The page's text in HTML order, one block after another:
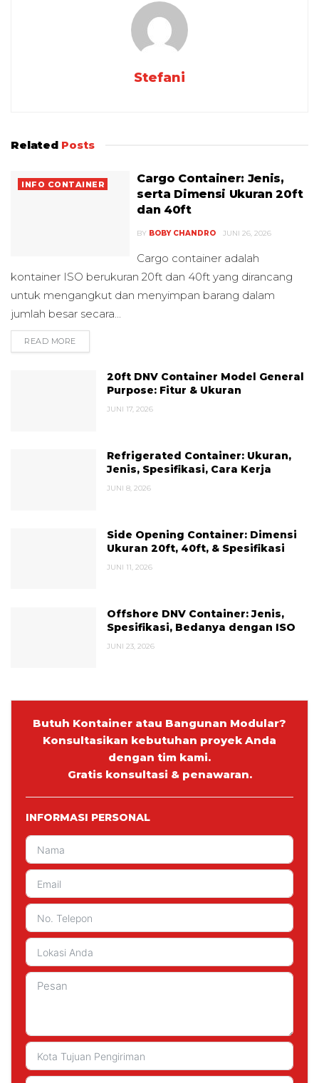
Stefani
Related Posts
INFO CONTAINER
Cargo Container: Jenis,
serta Dimensi Ukuran 20ft
dan 40ft
BY BOBY CHANDRO JUNI 26, 2026
Cargo container adalah
kontainer ISO berukuran 20ft dan 40ft yang dirancang
untuk mengangkut dan menyimpan barang dalam
jumlah besar secara...
READ MORE
20ft DNV Container Model General
Purpose: Fitur & Ukuran
JUNI 17, 2026
Refrigerated Container: Ukuran,
Jenis, Spesifikasi, Cara Kerja
JUNI 8, 2026
Side Opening Container: Dimensi
Ukuran 20ft, 40ft, & Spesifikasi
JUNI 11, 2026
Offshore DNV Container: Jenis,
Spesifikasi, Bedanya dengan ISO
JUNI 23, 2026
Butuh Kontainer atau Bangunan Modular?
Konsultasikan kebutuhan proyek Anda
dengan tim kami.
Gratis konsultasi & penawaran.
INFORMASI PERSONAL